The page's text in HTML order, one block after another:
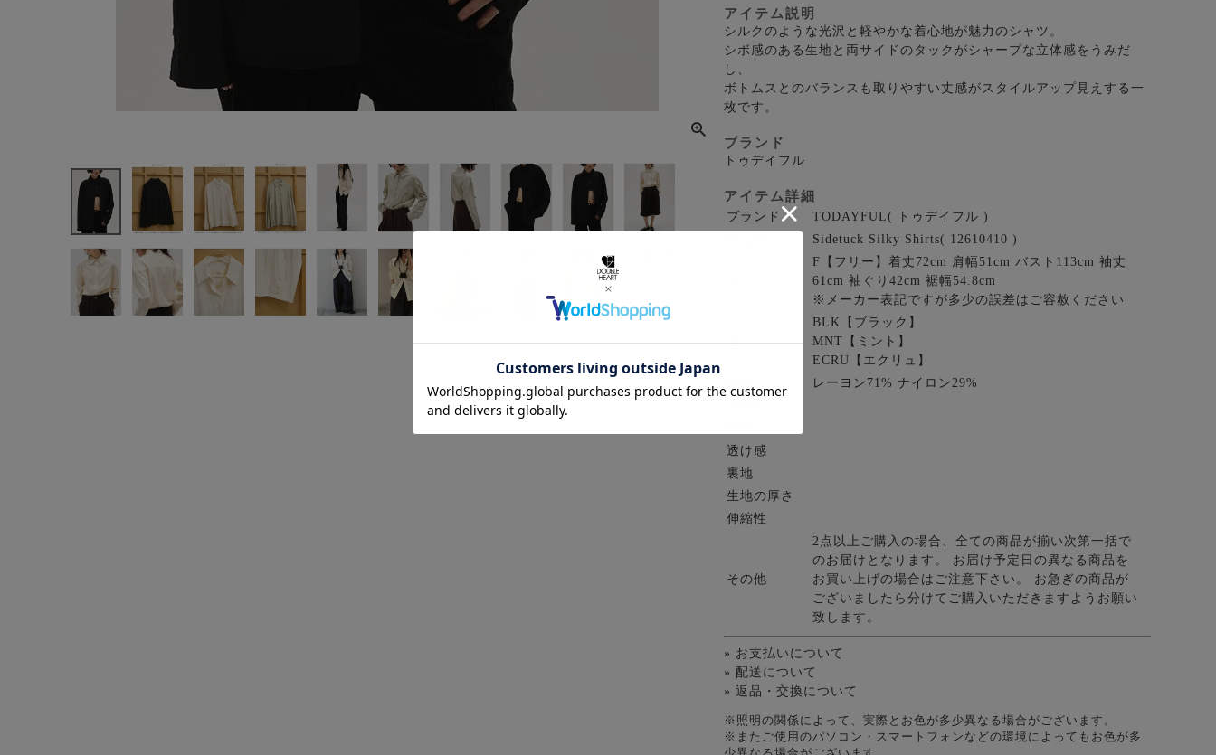
アイテム説明
シルクのような光沢と軽やかな着心地が魅力のシャツ。
シボ感のある生地と両サイドのタックがシャープな立体感をうみだ
し、
ボトムスとのバランスも取りやすい丈感がスタイルアップ見えする一
枚です。
ブランド
トゥデイフル
アイテム詳細
ブランド
TODAYFUL( トゥデイフル )
Sidetuck Silky Shirts( 12610410 )
F【フリー】着丈72cm 肩幅51cm バスト113cm 袖丈
61cm 袖ぐり42cm 裾幅54.8cm
※メーカー表記ですが多少の誤差はご容赦ください
カラー
BLK【ブラック】
MNT【ミント】
ECRU【エクリュ】
レーヨン71% ナイロン29%
透け感
裏地
生地の厚さ
伸縮性
その他
2点以上ご購入の場合、全ての商品が揃い次第一括で
のお届けとなります。 お届け予定日の異なる商品を
お買い上げの場合はご注意下さい。 お急ぎの商品が
ございましたら分けてご購入いただきますようお願い
致します。
» お支払いについて
» 配送について
» 返品・交換について
※照明の関係によって、実際とお色が多少異なる場合がございます。
※またご使用のパソコン・スマートフォンなどの環境によってもお色が多